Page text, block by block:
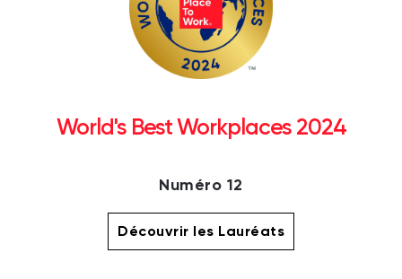
World's Best Workplaces 2024
Numéro 12
Découvrir les Lauréats